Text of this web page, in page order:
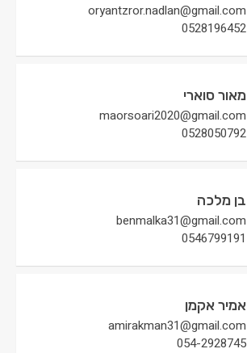
oryantzror.nadlan@gmail.com
0528196452
מאור סוארי
maorsoari2020@gmail.com
0528050792
בן מלכה
benmalka31@gmail.com
0546799191
אמיר אקמן
amirakman31@gmail.com
054-2928745